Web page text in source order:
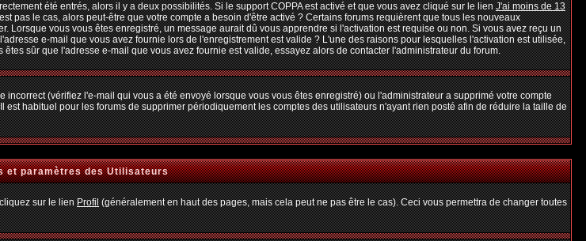
été entrés, alors il y a deux possibilités. Si le support COPPA est activé et que vous avez cliqué sur le lienJ'ai moins de 13
pas le cas, alors peut-être que votre compte a besoin d'être activé ? Certains forums requièrent que tous les nouveaux
vous vous êtes enregistré, un message aurait dû vous apprendre si l'activation est requise ou non. Si vous avez reçu un
e-mail que vous avez fournie lors de l'enregistrement est valide ? L'une des raisons pour lesquelles l'activation est utilisée,
sûr que l'adresse e-mail que vous avez fournie est valide, essayez alors de contacter l'administrateur du forum.
(vérifiez l'e-mail qui vous a été envoyé lorsque vous vous êtes enregistré) ou l'administrateur a supprimé votre compte
habituel pour les forums de supprimer périodiquement les comptes des utilisateurs n'ayant rien posté afin de réduire la taille de
et paramètres des Utilisateurs
sur le lienProfil(généralement en haut des pages, mais cela peut ne pas être le cas). Ceci vous permettra de changer toutes